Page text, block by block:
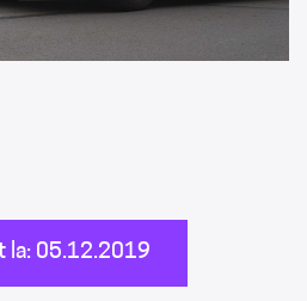
la: 05.12.2019